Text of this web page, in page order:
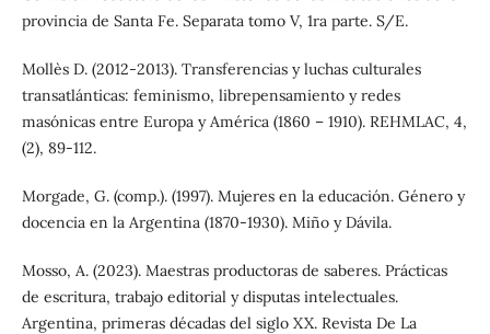
provincia de Santa Fe. Separata tomo V, 1ra parte. S/E.
Mollès D. (2012-2013). Transferencias y luchas culturales
transatlánticas: feminismo, librepensamiento y redes
masónicas entre Europa y América (1860 – 1910). REHMLAC, 4,
(2), 89-112.
Morgade, G. (comp.). (1997). Mujeres en la educación. Género y
docencia en la Argentina (1870-1930). Miño y Dávila.
Mosso, A. (2023). Maestras productoras de saberes. Prácticas
de escritura, trabajo editorial y disputas intelectuales.
Argentina, primeras décadas del siglo XX. Revista De La